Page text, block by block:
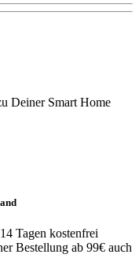
Deiner Smart Home
Tagen kostenfrei
Bestellung ab 99€ auch